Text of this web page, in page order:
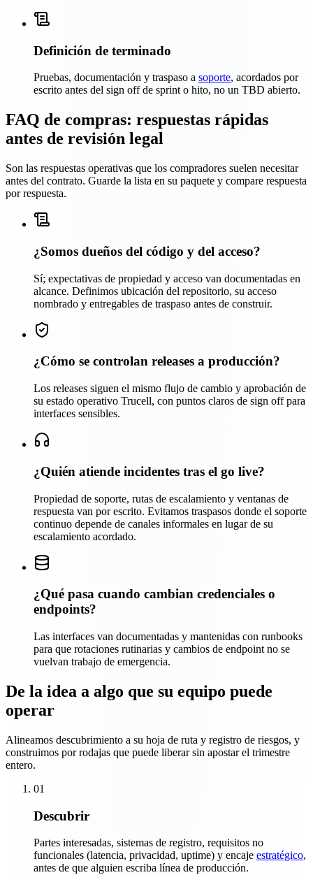
Definición de terminado
Pruebas, documentación y traspaso a soporte, acordados por
escrito antes del sign off de sprint o hito, no un TBD abierto.
FAQ de compras: respuestas rápidas
antes de revisión legal
Son las respuestas operativas que los compradores suelen necesitar
antes del contrato. Guarde la lista en su paquete y compare respuesta
por respuesta.
¿Somos dueños del código y del acceso?
Sí; expectativas de propiedad y acceso van documentadas en
alcance. Definimos ubicación del repositorio, su acceso
nombrado y entregables de traspaso antes de construir.
¿Cómo se controlan releases a producción?
Los releases siguen el mismo flujo de cambio y aprobación de
su estado operativo Trucell, con puntos claros de sign off para
interfaces sensibles.
¿Quién atiende incidentes tras el go live?
Propiedad de soporte, rutas de escalamiento y ventanas de
respuesta van por escrito. Evitamos traspasos donde el soporte
continuo depende de canales informales en lugar de su
escalamiento acordado.
¿Qué pasa cuando cambian credenciales o
endpoints?
Las interfaces van documentadas y mantenidas con runbooks
para que rotaciones rutinarias y cambios de endpoint no se
vuelvan trabajo de emergencia.
De la idea a algo que su equipo puede
operar
Alineamos descubrimiento a su hoja de ruta y registro de riesgos, y
construimos por rodajas que puede liberar sin apostar el trimestre
entero.
01
Descubrir
Partes interesadas, sistemas de registro, requisitos no
funcionales (latencia, privacidad, uptime) y encaje estratégico,
antes de que alguien escriba línea de producción.